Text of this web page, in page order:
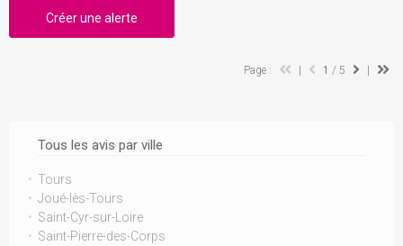
Tous les avis par ville
Tours
Joué-lès-Tours
Saint-Cyr-sur-Loire
Saint-Pierre-des-Corps
Créer une alerte
Page : 1 / 5